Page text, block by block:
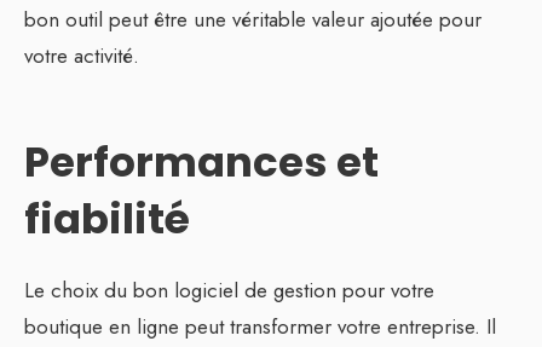
bon outil peut être une véritable valeur ajoutée pour
votre activité.
Performances et
fiabilité
Le choix du bon logiciel de gestion pour votre
boutique en ligne peut transformer votre entreprise. Il